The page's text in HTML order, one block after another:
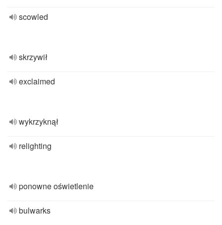
scowled
skrzywił
exclaimed
wykrzyknął
relighting
ponowne oświetlenie
bulwarks